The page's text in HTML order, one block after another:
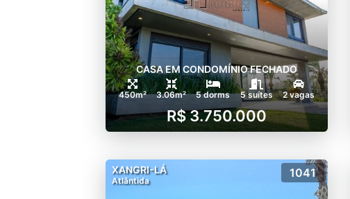
CASA EM CONDOMÍNIO FECHADO
450m² 3.06m² 5 dorms 5 suítes 2 vagas
R$ 3.750.000
XANGRI-LÁ
Atlântida
1041